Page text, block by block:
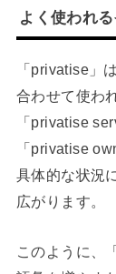
よく使われ
「privatise」
合わせて使わ
「privatise
「privatise
具体的な状況
広がります。
このように、